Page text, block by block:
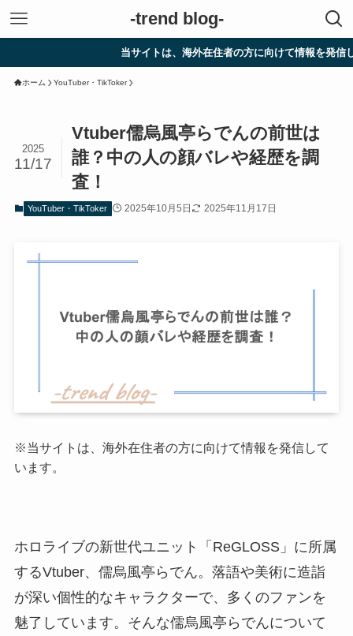
-trend blog-
当サイトは、海外在住者の方に向けて情報を発信しています。
ホーム YouTuber・TikToker
Vtuber儒烏風亭らでんの前世は
誰？中の人の顔バレや経歴を調
査！
2025
11/17
YouTuber・TikToker 2025年10月5日 2025年11月17日
※当サイトは、海外在住者の方に向けて情報を発信して
います。
ホロライブの新世代ユニット「ReGLOSS」に所属
するVtuber、儒烏風亭らでん。落語や美術に造詣
が深い個性的なキャラクターで、多くのファンを
魅了しています。そんな儒烏風亭らでんについて